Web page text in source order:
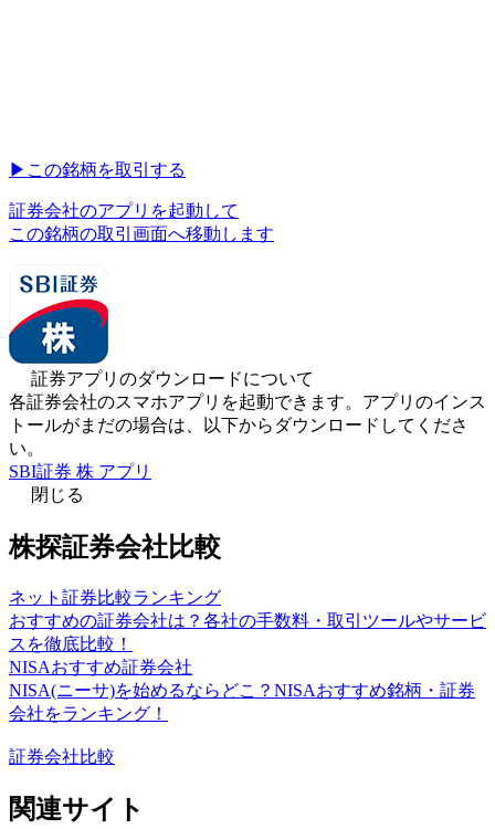
▶︎ この銘柄を取引する
証券会社のアプリを起動して
この銘柄の取引画面へ移動します
証券アプリのダウンロードについて
各証券会社のスマホアプリを起動できます。アプリのインス
トールがまだの場合は、以下からダウンロードしてくださ
い。
SBI証券 株 アプリ
閉じる
株探証券会社比較
ネット証券比較ランキング
おすすめの証券会社は？各社の手数料・取引ツールやサービ
スを徹底比較！
NISAおすすめ証券会社
NISA(ニーサ)を始めるならどこ？NISAおすすめ銘柄・証券
会社をランキング！
証券会社比較
関連サイト